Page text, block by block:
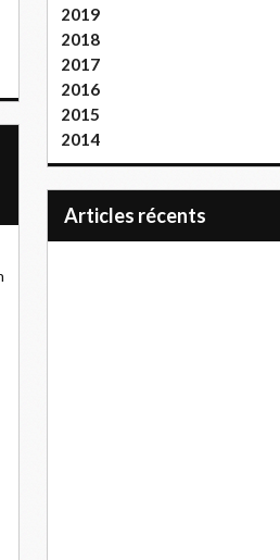
2019
2018
2017
2016
2015
2014
articles récents